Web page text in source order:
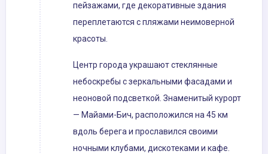
пейзажами, где декоративные здания
переплетаются с пляжами неимоверной
красоты.
Центр города украшают стеклянные
небоскребы с зеркальными фасадами и
неоновой подсветкой. Знаменитый курорт
— Майами-Бич, расположился на 45 км
вдоль берега и прославился своими
ночными клубами, дискотеками и кафе.